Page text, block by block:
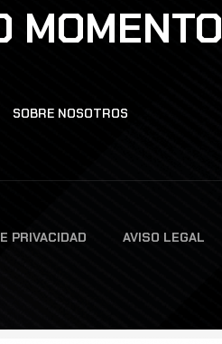
MOMENTO
SOBRE NOSOTROS
PRIVACIDAD AVISO LEGAL